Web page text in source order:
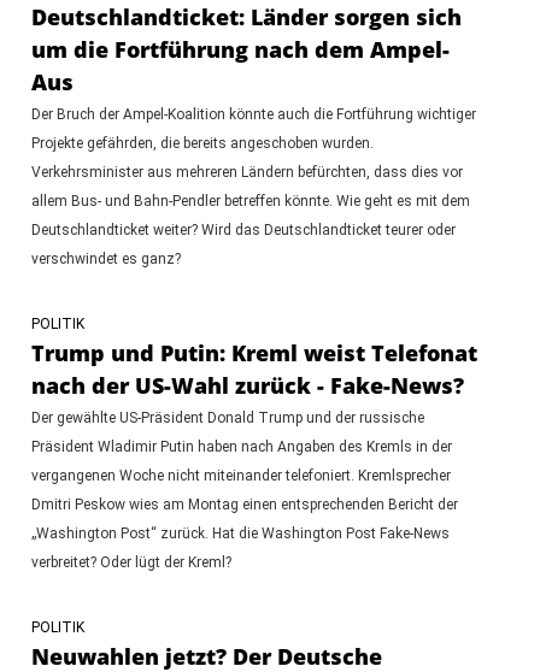
Deutschlandticket: Länder sorgen sich
um die Fortführung nach dem Ampel-
Aus
Der Bruch der Ampel-Koalition könnte auch die Fortführung wichtiger
Projekte gefährden, die bereits angeschoben wurden.
Verkehrsminister aus mehreren Ländern befürchten, dass dies vor
allem Bus- und Bahn-Pendler betreffen könnte. Wie geht es mit dem
Deutschlandticket weiter? Wird das Deutschlandticket teurer oder
verschwindet es ganz?
POLITIK
Trump und Putin: Kreml weist Telefonat
nach der US-Wahl zurück - Fake-News?
Der gewählte US-Präsident Donald Trump und der russische
Präsident Wladimir Putin haben nach Angaben des Kremls in der
vergangenen Woche nicht miteinander telefoniert. Kremlsprecher
Dmitri Peskow wies am Montag einen entsprechenden Bericht der
„Washington Post“ zurück. Hat die Washington Post Fake-News
verbreitet? Oder lügt der Kreml?
POLITIK
Neuwahlen jetzt? Der Deutsche